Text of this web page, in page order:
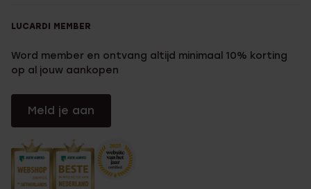
LUCARDI MEMBER
Word member en ontvang altijd minimaal 10% korting
op al jouw aankopen
Meld je aan